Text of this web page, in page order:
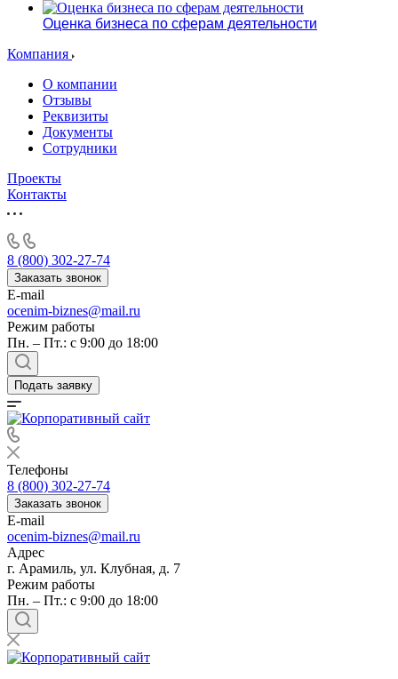
Оценка бизнеса по сферам деятельности
Компания
О компании
Отзывы
Реквизиты
Документы
Сотрудники
Проекты
Контакты
8 (800) 302-27-74
Заказать звонок
E-mail
ocenim-biznes@mail.ru
Режим работы
Пн. – Пт.: с 9:00 до 18:00
Подать заявку
Телефоны
8 (800) 302-27-74
Заказать звонок
E-mail
ocenim-biznes@mail.ru
Адрес
г. Арамиль, ул. Клубная, д. 7
Режим работы
Пн. – Пт.: с 9:00 до 18:00